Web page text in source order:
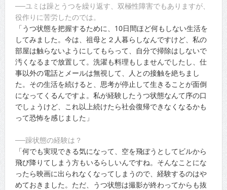
──ユミは躁とうつを繰り返す、双極性障害でもありますが、
役作りに苦労したのでは。
「うつ状態を把握するために、10日間ほど何もしない生活を
してみました。今は、祖母と２人暮らしなんですけど、私の
部屋は触らないようにしてもらって、自分で掃除はしないで
汚くなるまで放置して。洗濯も料理もしませんでしたし、仕
事以外の電話とメールは無視して、人との接触を絶ちまし
た。その生活を続けると、思考が停止して生きることが面倒
になってくるんですよ。私が経験したうつ状態なんて序の口
でしょうけど、これ以上続けたら社会復帰できなくなるかも
って恐怖を感じました」
──躁状態の経験は？
「何でも実現できる気になって、空を飛ぼうとしてビルから
飛び降りてしまう方もいるらしいんですね。そんなことにな
ったら映画に出られなくなってしまうので、経験するのはや
めておきました。ただ、うつ状態は撮影が終わってからも抜